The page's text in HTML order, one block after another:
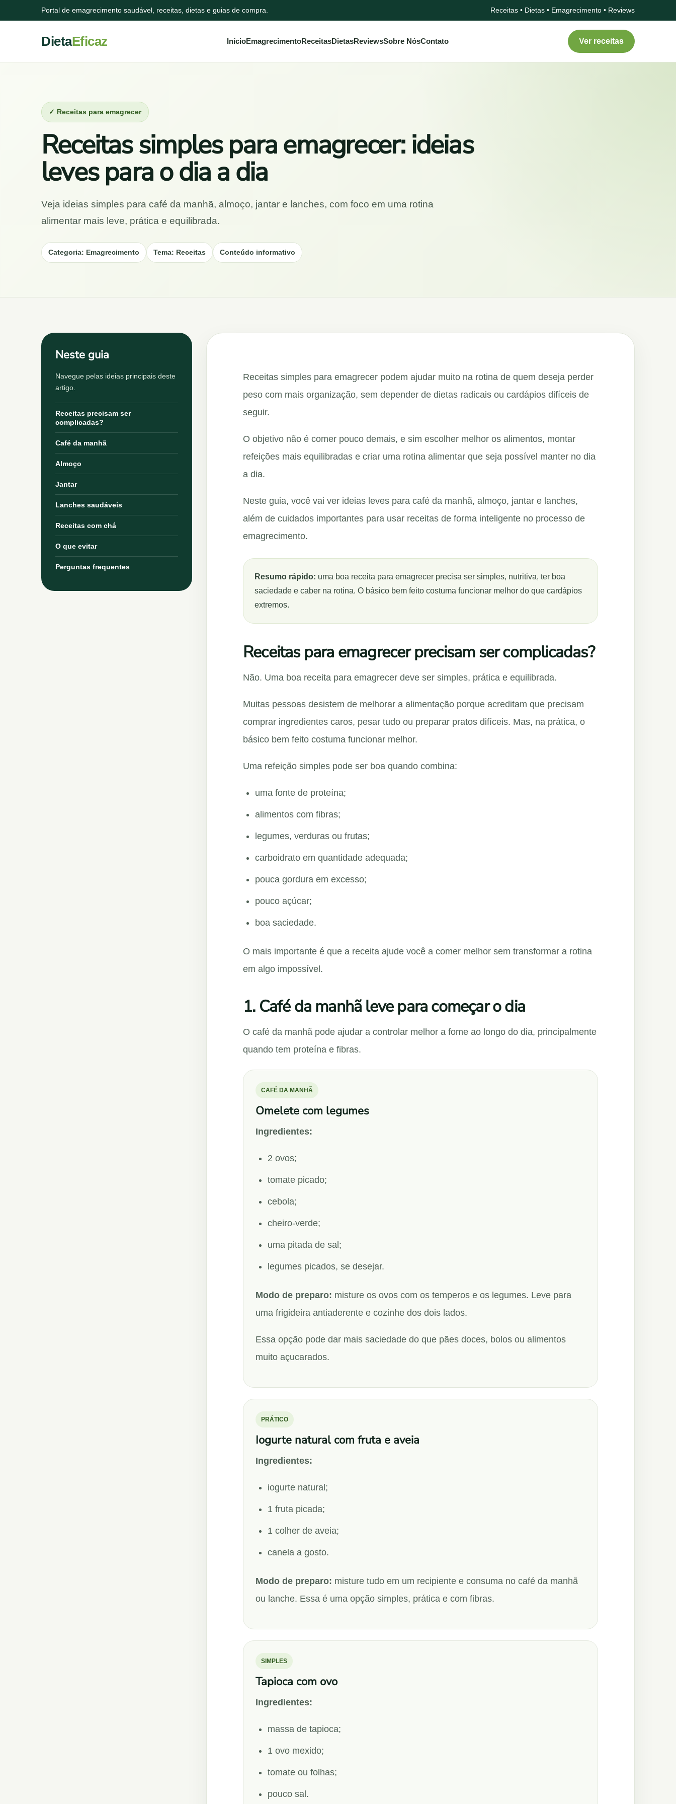
Portal de emagrecimento saudável, receitas, dietas e guias de compra. Receitas • Dietas • Emagrecimento • Reviews
DietaEficaz InícioEmagrecimentoReceitasDietasReviewsSobre NósContato Ver receitas
✓ Receitas para emagrecer
Receitas simples para emagrecer: ideias
leves para o dia a dia
Veja ideias simples para café da manhã, almoço, jantar e lanches, com foco em uma rotina
alimentar mais leve, prática e equilibrada.
Categoria: Emagrecimento Tema: Receitas Conteúdo informativo
Neste guia
Navegue pelas ideias principais deste
artigo.
Receitas precisam ser
complicadas?
Café da manhã
Almoço
Jantar
Lanches saudáveis
Receitas com chá
O que evitar
Perguntas frequentes
Receitas simples para emagrecer podem ajudar muito na rotina de quem deseja perder
peso com mais organização, sem depender de dietas radicais ou cardápios difíceis de
seguir.
O objetivo não é comer pouco demais, e sim escolher melhor os alimentos, montar
refeições mais equilibradas e criar uma rotina alimentar que seja possível manter no dia
a dia.
Neste guia, você vai ver ideias leves para café da manhã, almoço, jantar e lanches,
além de cuidados importantes para usar receitas de forma inteligente no processo de
emagrecimento.
Resumo rápido: uma boa receita para emagrecer precisa ser simples, nutritiva, ter boa
saciedade e caber na rotina. O básico bem feito costuma funcionar melhor do que cardápios
extremos.
Receitas para emagrecer precisam ser complicadas?
Não. Uma boa receita para emagrecer deve ser simples, prática e equilibrada.
Muitas pessoas desistem de melhorar a alimentação porque acreditam que precisam
comprar ingredientes caros, pesar tudo ou preparar pratos difíceis. Mas, na prática, o
básico bem feito costuma funcionar melhor.
Uma refeição simples pode ser boa quando combina:
uma fonte de proteína;
alimentos com fibras;
legumes, verduras ou frutas;
carboidrato em quantidade adequada;
pouca gordura em excesso;
pouco açúcar;
boa saciedade.
O mais importante é que a receita ajude você a comer melhor sem transformar a rotina
em algo impossível.
1. Café da manhã leve para começar o dia
O café da manhã pode ajudar a controlar melhor a fome ao longo do dia, principalmente
quando tem proteína e fibras.
CAFÉ DA MANHÃ
Omelete com legumes
Ingredientes:
2 ovos;
tomate picado;
cebola;
cheiro-verde;
uma pitada de sal;
legumes picados, se desejar.
Modo de preparo: misture os ovos com os temperos e os legumes. Leve para
uma frigideira antiaderente e cozinhe dos dois lados.
Essa opção pode dar mais saciedade do que pães doces, bolos ou alimentos
muito açucarados.
PRÁTICO
Iogurte natural com fruta e aveia
Ingredientes:
iogurte natural;
1 fruta picada;
1 colher de aveia;
canela a gosto.
Modo de preparo: misture tudo em um recipiente e consuma no café da manhã
ou lanche. Essa é uma opção simples, prática e com fibras.
SIMPLES
Tapioca com ovo
Ingredientes:
massa de tapioca;
1 ovo mexido;
tomate ou folhas;
pouco sal.